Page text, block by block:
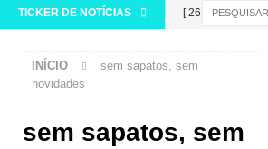
TICKER DE NOTÍCIAS [ 26 de
Fushi firma
INÍCIO
sem sapatos, sem
novidades
sem sapatos, sem